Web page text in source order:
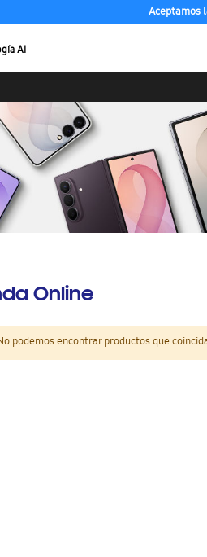
Aceptamos
AI
Online
podemos encontrar productos que